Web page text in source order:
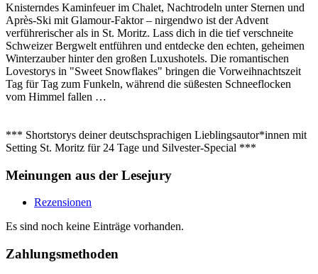
Knisterndes Kaminfeuer im Chalet, Nachtrodeln unter Sternen und
Après-Ski mit Glamour-Faktor – nirgendwo ist der Advent
verführerischer als in St. Moritz. Lass dich in die tief verschneite
Schweizer Bergwelt entführen und entdecke den echten, geheimen
Winterzauber hinter den großen Luxushotels. Die romantischen
Lovestorys in "Sweet Snowflakes" bringen die Vorweihnachtszeit
Tag für Tag zum Funkeln, während die süßesten Schneeflocken
vom Himmel fallen …
*** Shortstorys deiner deutschsprachigen Lieblingsautor*innen mit
Setting St. Moritz für 24 Tage und Silvester-Special ***
Meinungen aus der Lesejury
Rezensionen
Es sind noch keine Einträge vorhanden.
Zahlungsmethoden